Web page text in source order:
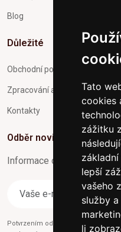
Tato
cookies
zážitku
lepší
vašeho
služby
li
Blog
Důležité
Obchodní podmínky
Zpracování a ochrana
Kontakty
Odběr novinek
Informace o Novinkách a
Potvrzením odběru současně